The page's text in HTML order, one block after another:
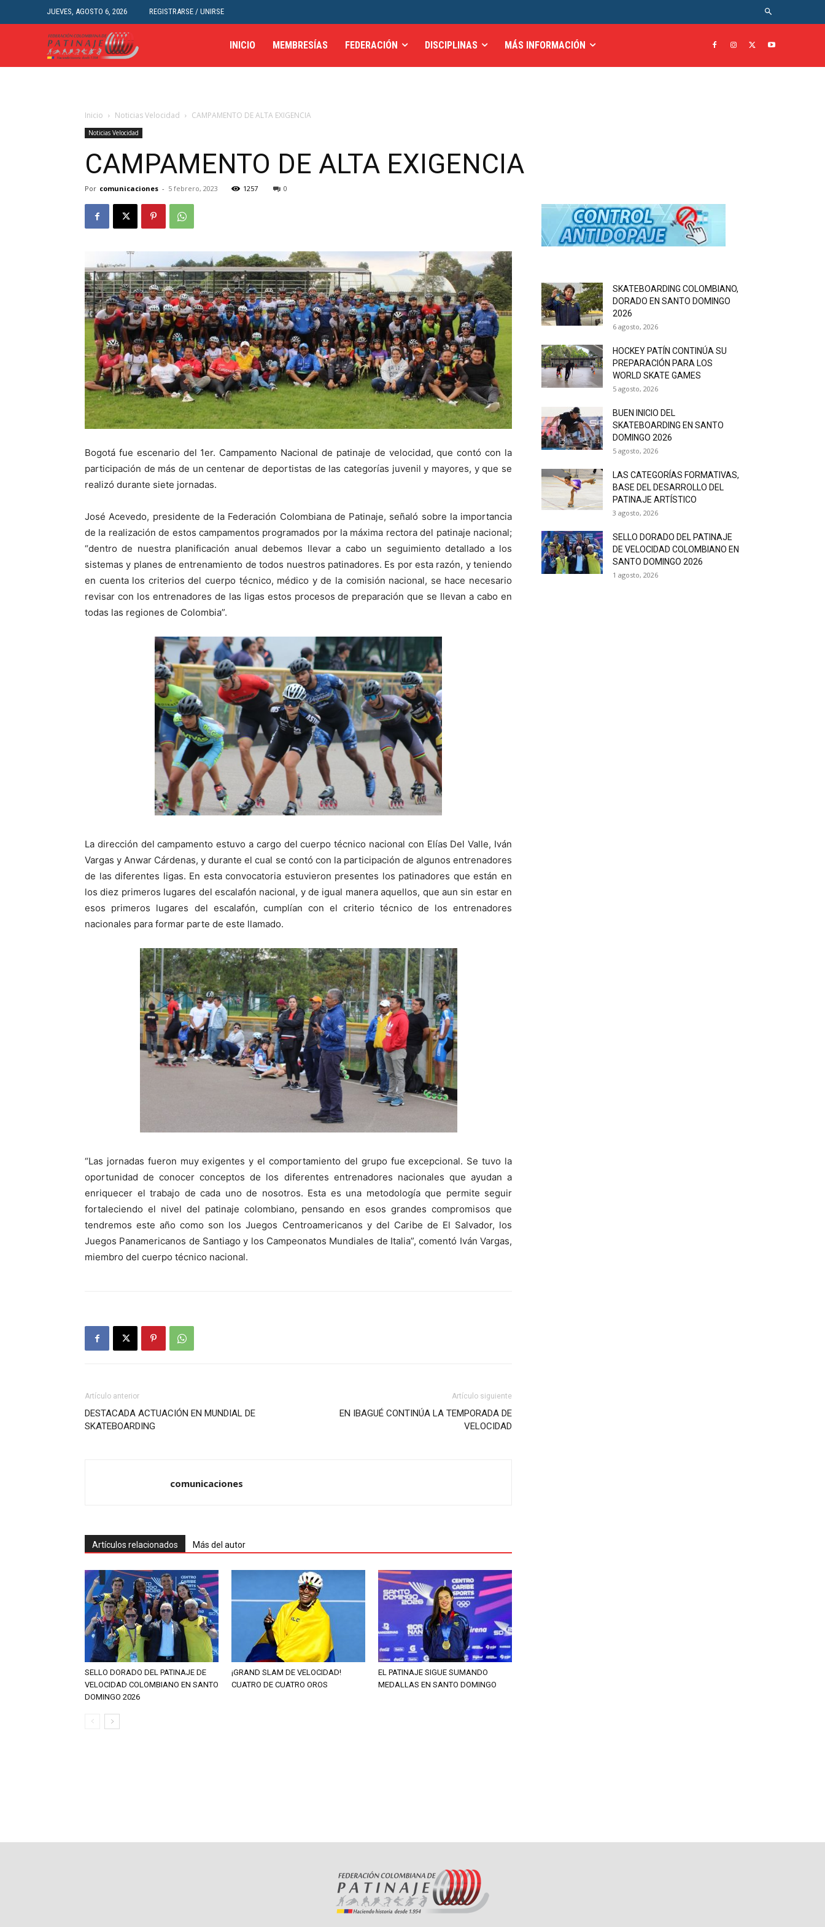
JUEVES, AGOSTO 6, 2026 REGISTRARSE / UNIRSE
INICIO MEMBRESÍAS FEDERACIÓN DISCIPLINAS MÁS INFORMACIÓN
Inicio Noticias Velocidad CAMPAMENTO DE ALTA EXIGENCIA
Noticias Velocidad
CAMPAMENTO DE ALTA EXIGENCIA
Por comunicaciones - 5 febrero, 2023 1257 0
Bogotá fue escenario del 1er. Campamento Nacional de patinaje de velocidad, que contó con la
participación de más de un centenar de deportistas de las categorías juvenil y mayores, y que se
realizó durante siete jornadas.
José Acevedo, presidente de la Federación Colombiana de Patinaje, señaló sobre la importancia
de la realización de estos campamentos programados por la máxima rectora del patinaje nacional;
“dentro de nuestra planificación anual debemos llevar a cabo un seguimiento detallado a los
sistemas y planes de entrenamiento de todos nuestros patinadores. Es por esta razón, y teniendo
en cuenta los criterios del cuerpo técnico, médico y de la comisión nacional, se hace necesario
revisar con los entrenadores de las ligas estos procesos de preparación que se llevan a cabo en
todas las regiones de Colombia”.
La dirección del campamento estuvo a cargo del cuerpo técnico nacional con Elías Del Valle, Iván
Vargas y Anwar Cárdenas, y durante el cual se contó con la participación de algunos entrenadores
de las diferentes ligas. En esta convocatoria estuvieron presentes los patinadores que están en
los diez primeros lugares del escalafón nacional, y de igual manera aquellos, que aun sin estar en
esos primeros lugares del escalafón, cumplían con el criterio técnico de los entrenadores
nacionales para formar parte de este llamado.
“Las jornadas fueron muy exigentes y el comportamiento del grupo fue excepcional. Se tuvo la
oportunidad de conocer conceptos de los diferentes entrenadores nacionales que ayudan a
enriquecer el trabajo de cada uno de nosotros. Esta es una metodología que permite seguir
fortaleciendo el nivel del patinaje colombiano, pensando en esos grandes compromisos que
tendremos este año como son los Juegos Centroamericanos y del Caribe de El Salvador, los
Juegos Panamericanos de Santiago y los Campeonatos Mundiales de Italia”, comentó Iván Vargas,
miembro del cuerpo técnico nacional.
Artículo anterior
DESTACADA ACTUACIÓN EN MUNDIAL DE
SKATEBOARDING
Artículo siguiente
EN IBAGUÉ CONTINÚA LA TEMPORADA DE
VELOCIDAD
comunicaciones
Artículos relacionados Más del autor
SELLO DORADO DEL PATINAJE DE
VELOCIDAD COLOMBIANO EN SANTO
DOMINGO 2026
¡GRAND SLAM DE VELOCIDAD!
CUATRO DE CUATRO OROS
EL PATINAJE SIGUE SUMANDO
MEDALLAS EN SANTO DOMINGO
SKATEBOARDING COLOMBIANO,
DORADO EN SANTO DOMINGO
2026
6 agosto, 2026
HOCKEY PATÍN CONTINÚA SU
PREPARACIÓN PARA LOS
WORLD SKATE GAMES
5 agosto, 2026
BUEN INICIO DEL
SKATEBOARDING EN SANTO
DOMINGO 2026
5 agosto, 2026
LAS CATEGORÍAS FORMATIVAS,
BASE DEL DESARROLLO DEL
PATINAJE ARTÍSTICO
3 agosto, 2026
SELLO DORADO DEL PATINAJE
DE VELOCIDAD COLOMBIANO EN
SANTO DOMINGO 2026
1 agosto, 2026